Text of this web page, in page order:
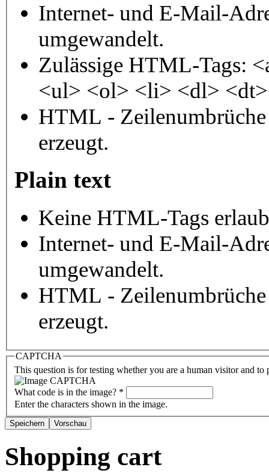
Internet- und E-Mail-
umgewandelt.
Zulässige HTML-Tags:
<ul> <ol> <li> <dl>
HTML - Zeilenumbrüche
erzeugt.
Plain text
Keine HTML-Tags
Internet- und E-Mail-
umgewandelt.
HTML - Zeilenumbrüche
erzeugt.
CAPTCHA
This question is for testing whether you are a human visitor and to
What code is in the image? *
Enter the characters shown in the image.
Shopping cart